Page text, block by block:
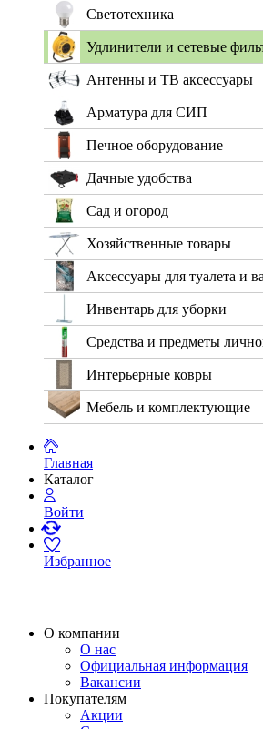
Светотехника
Удлинители и сетевые
Антенны и ТВ аксессуары
Арматура для СИП
Печное оборудование
Дачные удобства
Сад и огород
Хозяйственные товары
Аксессуары для туалета и
Инвентарь для уборки
Средства и предметы
Интерьерные ковры
Мебель и комплектующие
Главная
Каталог
Войти
Избранное
О компании
О нас
Официальная информация
Вакансии
Покупателям
Акции